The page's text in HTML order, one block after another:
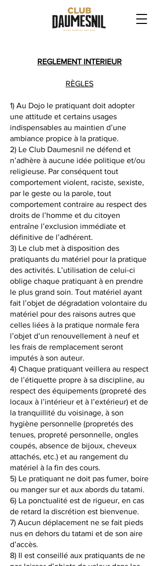
REGLEMENT INTERIEUR
RÈGLES
1) Au Dojo le pratiquant doit adopter
une attitude et certains usages
indispensables au maintien d’une
ambiance propice à la pratique.
2) Le Club Daumesnil ne défend et
n’adhère à aucune idée politique et/ou
religieuse. Par conséquent tout
comportement violent, raciste, sexiste,
par le geste ou la parole, tout
comportement contraire au respect des
droits de l’homme et du citoyen
entraîne l’exclusion immédiate et
définitive de l’adhérent.
3) Le club met à disposition des
pratiquants du matériel pour la pratique
des activités. L’utilisation de celui-ci
oblige chaque pratiquant à en prendre
le plus grand soin. Tout matériel ayant
fait l’objet de dégradation volontaire du
matériel pour des raisons autres que
celles liées à la pratique normale fera
l’objet d’un renouvellement à neuf et
les frais de remplacement seront
imputés à son auteur.
4) Chaque pratiquant veillera au respect
de l’étiquette propre à sa discipline, au
respect des équipements (propreté des
locaux à l’intérieur et à l’extérieur) et de
la tranquillité du voisinage, à son
hygiène personnelle (propretés des
tenues, propreté personnelle, ongles
coupés, absence de bijoux, cheveux
attachés, etc.) et au rangement du
matériel à la fin des cours.
5) Le pratiquant ne doit pas fumer, boire
ou manger sur et aux abords du tatami.
6) La ponctualité est de rigueur, en cas
de retard la discrétion est bienvenue.
7) Aucun déplacement ne se fait pieds
nus en dehors du tatami et de son aire
d’accès.
8) Il est conseillé aux pratiquants de ne